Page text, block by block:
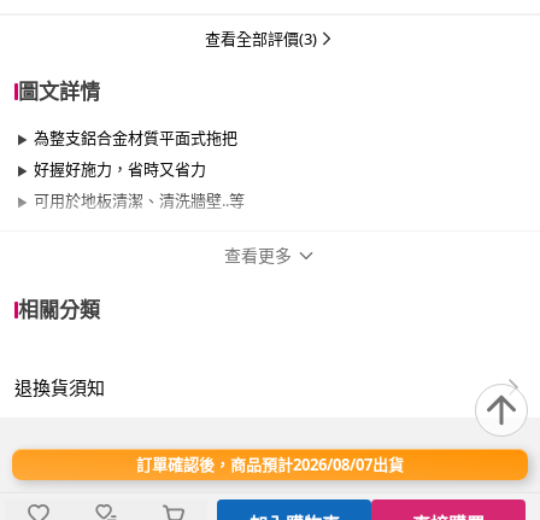
查看全部評價(3)
圖文詳情
為整支鋁合金材質平面式拖把
好握好施力，省時又省力
可用於地板清潔、清洗牆壁..等
適用於
臥室、客廳、浴室、廚房、陽台、餐廳、室
品名：3M 易清拖把組 (附拖把布一片/寬47cm)
查看更多
相關分類
退換貨須知
訂單確認後，商品預計2026/08/07出貨